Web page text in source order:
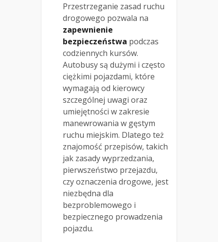
Przestrzeganie zasad ruchu
drogowego pozwala na
zapewnienie
bezpieczeństwa podczas
codziennych kursów.
Autobusy są dużymi i często
ciężkimi pojazdami, które
wymagają od kierowcy
szczególnej uwagi oraz
umiejętności w zakresie
manewrowania w gęstym
ruchu miejskim. Dlatego też
znajomość przepisów, takich
jak zasady wyprzedzania,
pierwszeństwo przejazdu,
czy oznaczenia drogowe, jest
niezbędna dla
bezproblemowego i
bezpiecznego prowadzenia
pojazdu.